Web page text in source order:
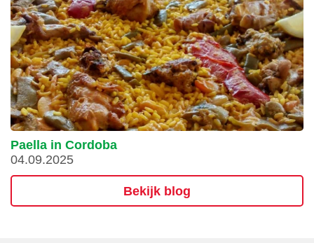
Paella in Cordoba
04.09.2025
Bekijk blog